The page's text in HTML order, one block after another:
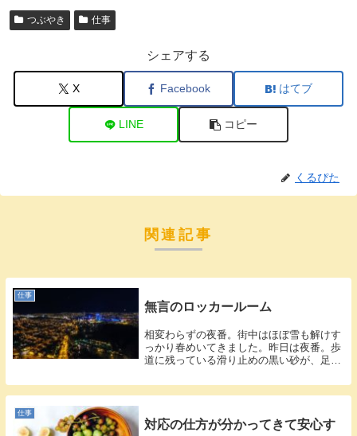
つぶやき 仕事
シェアする
X Facebook はてブ
LINE コピー
くるぴた
関連記事
仕事
無言のロッカールーム
相変わらずの夜番。街中はほぼ雪も解けす
っかり春めいてきました。昨日は夜番。歩
道に残っている滑り止めの黒い砂が、足元
仕事
対応の仕方が分かってきて安心す